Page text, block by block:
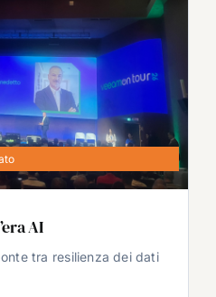
AI
tra resilienza dei dati